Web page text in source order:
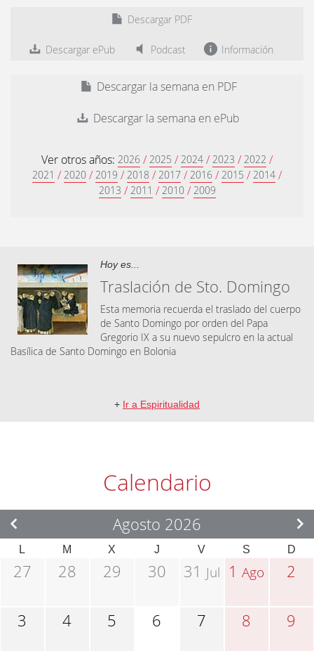
Descargar PDF
Descargar ePub Podcast Información
Descargar la semana en PDF
Descargar la semana en ePub
Ver otros años: 2026 / 2025 / 2024 / 2023 / 2022 /
2021 / 2020 / 2019 / 2018 / 2017 / 2016 / 2015 / 2014 /
2013 / 2011 / 2010 / 2009
Hoy es...
Traslación de Sto. Domingo
Esta memoria recuerda el traslado del cuerpo
de Santo Domingo por orden del Papa
Gregorio IX a su nuevo sepulcro en la actual
Basílica de Santo Domingo en Bolonia
+ Ir a Espiritualidad
Calendario
Agosto 2026
L M X J V S D
27 28 29 30 31 Jul 1Ago 2
3 4 5 6 7 8 9